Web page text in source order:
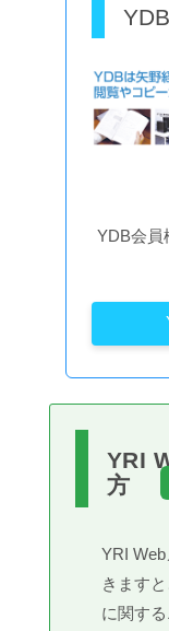
YDB会員
YRI
方
YRI
きます
に関す